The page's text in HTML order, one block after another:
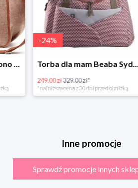
-24%
249.00 zł329.00 zł*
*najniższa cena z 30 dni przed obniżką
Inne promocje
Sprawdź promocje innych